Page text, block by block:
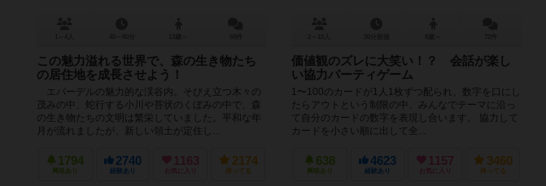
この魅力溢れる世界で、森の生き物たち
の居住地を成長させよう！
エバーデルの魅力的な渓谷内。そびえ立つ木々の
茂みの中、蛇行する小川や苔状のくぼみの中で、森
の生き物たちの文明は繁栄していました。平和な年
月が流れましたが、新しい領土が定住し...
1794
興味あり
2740
経験あり
1163
お気に入り
2174
持ってる
価値観のズレに大笑い！？ 会話が楽し
い協力パーティゲーム
1〜100のカードが1人1枚ずつ配られ、数字を口にし
たらアウトという制限の中、みんなでテーマに沿っ
て自分のカードの数字を表現し合います。 協力して
カードを小さい順に出して全...
638
興味あり
4623
経験あり
1157
お気に入り
3460
持ってる